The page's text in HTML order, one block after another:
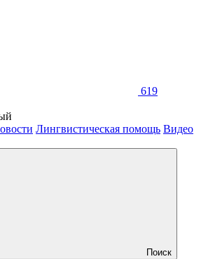
619
Лингвистическая помощь Видео
Поиск